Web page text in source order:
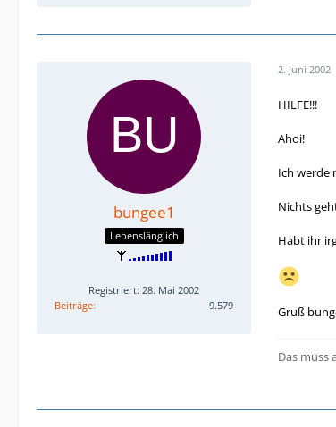
bungee1
Lebenslänglich
Registriert: 28. Mai 2002
Beiträge
9.579
2. Juni 2002
HILFE!!!
Ahoi!
Ich werde
Nichts
Habt ihr
Gruß
Das muss